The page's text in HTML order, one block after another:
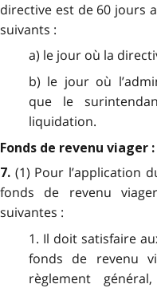
directive est de 60 jours
suivants :
a) le jour où la
b) le jour où
que le
liquidation.
Fonds de revenu viager
7. (1) Pour l’application
fonds de revenu
suivantes :
1. Il doit satisfaire
fonds de revenu
règlement